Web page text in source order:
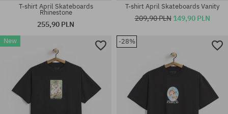
T-shirt April Skateboards
Rhinestone
255,90 PLN
T-shirt April Skateboards Vanity
209,90 PLN 149,90 PLN
New -28%